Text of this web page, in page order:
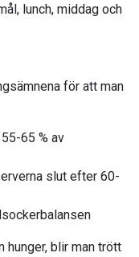
lunch, middag och
för att man
65 % av
slut efter 60-
blir man trött